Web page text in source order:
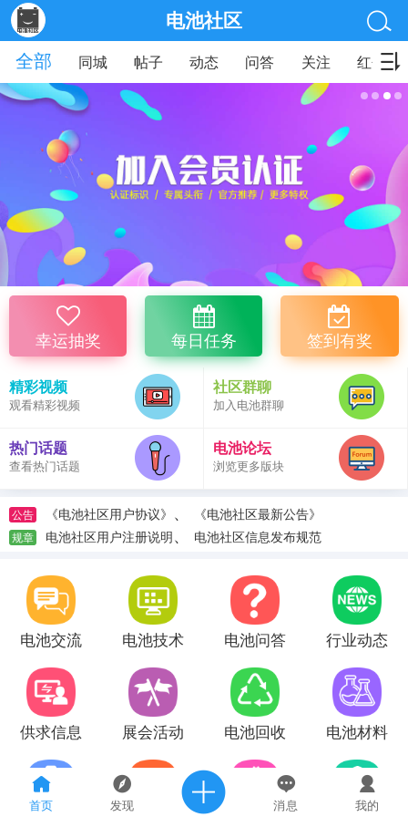
首页 发现 消息 我的
电池社区
全部
同城 帖子 动态 问答 关注 红包
幸运抽奖 每日任务 签到有奖
精彩视频
观看精彩视频
社区群聊
加入电池群聊
热门话题
查看热门话题
电池论坛
浏览更多版块
公告 《电池社区用户协议》 、 《电池社区最新公告》
规章 电池社区用户注册说明、 电池社区信息发布规范
电池交流 电池技术 电池问答 行业动态
供求信息 展会活动 电池回收 电池材料